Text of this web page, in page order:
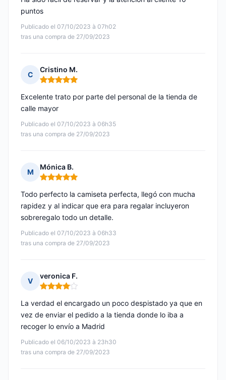
Publicado el 07/10/2023 à 07h02
tras una compra de 27/09/2023
puntos
C
Cristino M.
Nota: 5 de 5
Publicado el 07/10/2023 à 06h35
tras una compra de 27/09/2023
Excelente trato por parte del personal de la tienda de
calle mayor
M
Mónica B.
Nota: 5 de 5
Publicado el 07/10/2023 à 06h33
tras una compra de 27/09/2023
Todo perfecto la camiseta perfecta, llegó con mucha
rapidez y al indicar que era para regalar incluyeron
sobreregalo todo un detalle.
V
veronica F.
Nota: 4 de 5
Publicado el 06/10/2023 à 23h30
tras una compra de 27/09/2023
La verdad el encargado un poco despistado ya que en
vez de enviar el pedido a la tienda donde lo iba a
recoger lo envío a Madrid